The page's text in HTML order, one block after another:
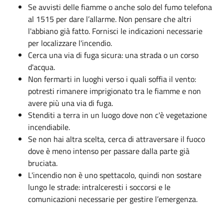
Se avvisti delle fiamme o anche solo del fumo telefona
al 1515 per dare l’allarme. Non pensare che altri
l'abbiano già fatto. Fornisci le indicazioni necessarie
per localizzare l'incendio.
Cerca una via di fuga sicura: una strada o un corso
d'acqua.
Non fermarti in luoghi verso i quali soffia il vento:
potresti rimanere imprigionato tra le fiamme e non
avere più una via di fuga.
Stenditi a terra in un luogo dove non c'è vegetazione
incendiabile.
Se non hai altra scelta, cerca di attraversare il fuoco
dove è meno intenso per passare dalla parte già
bruciata.
L'incendio non è uno spettacolo, quindi non sostare
lungo le strade: intralceresti i soccorsi e le
comunicazioni necessarie per gestire l’emergenza.